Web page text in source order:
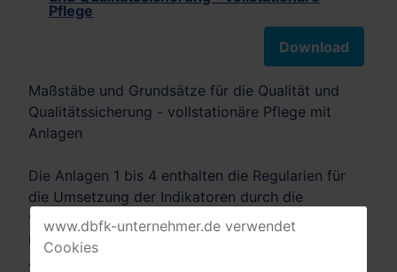
Pflege
Download
Maßstäbe und Grundsätze für die Qualität und
Qualitätssicherung - vollstationäre Pflege mit
Anlagen
Die Anlagen 1 bis 4 enthalten die Regularien für
die Umsetzung der Indikatoren durch die
vollstationären Pflegeeinrichtungen. Anlage 1
beschreibt das Indikatorenverfahren allgemein.
Anlage 2 beschreibt die Indikatoren. Anlage 3
www.dbfk-unternehmer.de verwendet
Cookies